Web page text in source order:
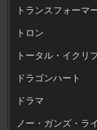
トランスフォーマ
トロン
トータル・イクリ
ドラゴンハート
ドラマ
ノー・ガンズ・ラ